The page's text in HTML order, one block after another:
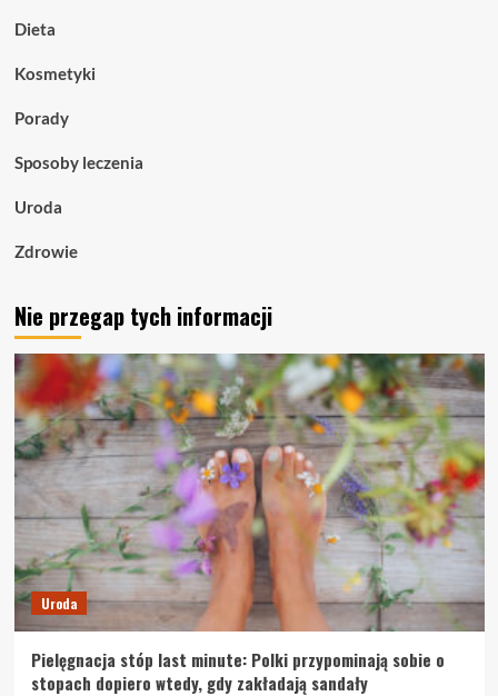
Dieta
Kosmetyki
Porady
Sposoby leczenia
Uroda
Zdrowie
Nie przegap tych informacji
Uroda
Pielęgnacja stóp last minute: Polki przypominają sobie o
stopach dopiero wtedy, gdy zakładają sandały